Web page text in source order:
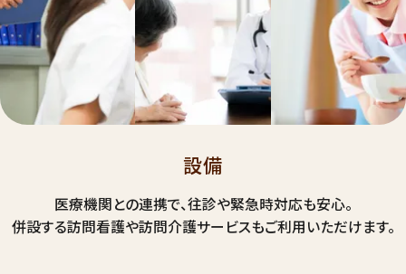
設備
医療機関との連携で、往診や緊急時対応も安心。
併設する訪問看護や訪問介護サービスもご利用いただけます。